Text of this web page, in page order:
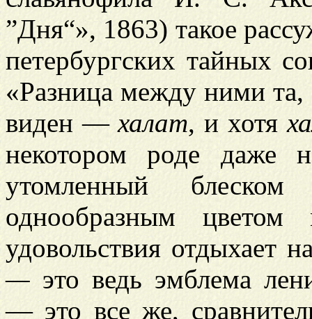
”Дня“», 1863) такое
петербургских тайных
«Разница между ними
виден —халат, и хотя
некотором роде даже
утомленный
однообразным
удовольствия отдыхает
— это ведь эмблема
— это все же,